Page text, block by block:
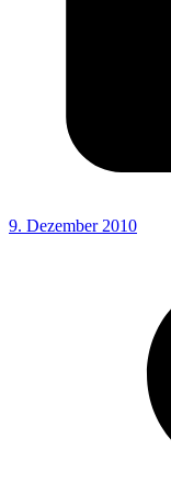
9. Dezember 2010